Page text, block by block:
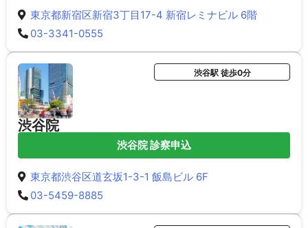
東京都新宿区新宿3丁目17-4 新宿レミナビル 6階
03-3341-0555
渋谷院
渋谷駅 徒歩0分
渋谷院 診察申込
東京都渋谷区道玄坂1-3-1 飯島ビル 6F
03-5459-8885